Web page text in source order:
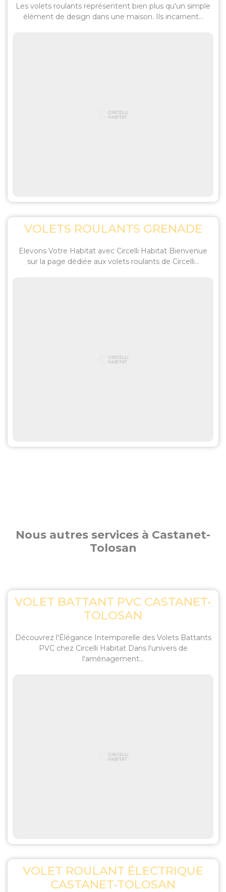
Les volets roulants représentent bien plus qu'un simple
élément de design dans une maison. Ils incarnent...
VOLETS ROULANTS GRENADE
Elevons Votre Habitat avec Circelli Habitat Bienvenue
sur la page dédiée aux volets roulants de Circelli...
Nous autres services à Castanet-
Tolosan
VOLET BATTANT PVC CASTANET-
TOLOSAN
Découvrez l'Élégance Intemporelle des Volets Battants
PVC chez Circelli Habitat Dans l'univers de
l'aménagement...
VOLET ROULANT ÉLECTRIQUE
CASTANET-TOLOSAN